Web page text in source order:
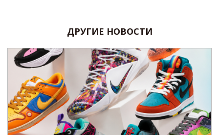
ДРУГИЕ НОВОСТИ